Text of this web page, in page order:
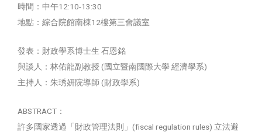
時間：中午12:10-13:30
地點：綜合院館南棟12樓第三會議室
發表：財政學系博士生 石恩銘
與談人：林佑龍副教授 (國立暨南國際大學 經濟學系)
主持人：朱琇妍院導師 (財政學系)
ABSTRACT：
許多國家透過「財政管理法則」(fiscal regulation rules) 立法避